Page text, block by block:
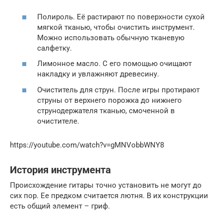
Полироль. Её растирают по поверхности сухой
мягкой тканью, чтобы очистить инструмент.
Можно использовать обычную тканевую
салфетку.
Лимонное масло. С его помощью очищают
накладку и увлажняют древесину.
Очиститель для струн. После игры протирают
струны от верхнего порожка до нижнего
струнодержателя тканью, смоченной в
очистителе.
https://youtube.com/watch?v=gMNVobbWNY8
История инструмента
Происхождение гитары точно установить не могут до
сих пор. Ее предком считается лютня. В их конструкции
есть общий элемент – гриф.